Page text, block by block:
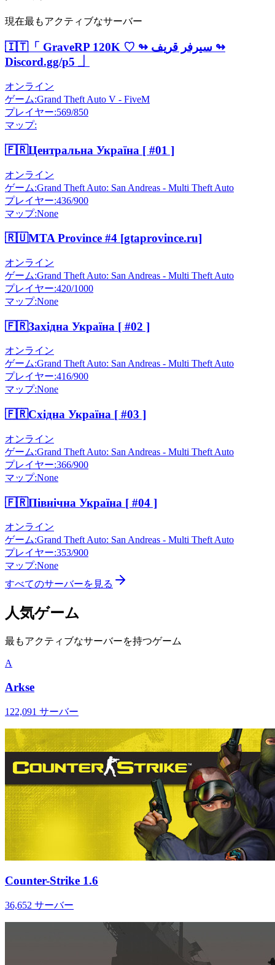
現在最もアクティブなサーバー
🇮🇹「 GraveRP 120K ♡ ↬ سيرفر قريف ↬
Discord.gg/p5 ⏌
オンライン
ゲーム:Grand Theft Auto V - FiveM
プレイヤー:569/850
マップ:
🇫🇷Центральна Україна [ #01 ]
オンライン
ゲーム:Grand Theft Auto: San Andreas - Multi Theft Auto
プレイヤー:436/900
マップ:None
🇷🇺MTA Province #4 [gtaprovince.ru]
オンライン
ゲーム:Grand Theft Auto: San Andreas - Multi Theft Auto
プレイヤー:420/1000
マップ:None
🇫🇷Західна Україна [ #02 ]
オンライン
ゲーム:Grand Theft Auto: San Andreas - Multi Theft Auto
プレイヤー:416/900
マップ:None
🇫🇷Східна Україна [ #03 ]
オンライン
ゲーム:Grand Theft Auto: San Andreas - Multi Theft Auto
プレイヤー:366/900
マップ:None
🇫🇷Північна Україна [ #04 ]
オンライン
ゲーム:Grand Theft Auto: San Andreas - Multi Theft Auto
プレイヤー:353/900
マップ:None
すべてのサーバーを見る
人気ゲーム
最もアクティブなサーバーを持つゲーム
A
Arkse
122,091 サーバー
Counter-Strike 1.6
36,652 サーバー